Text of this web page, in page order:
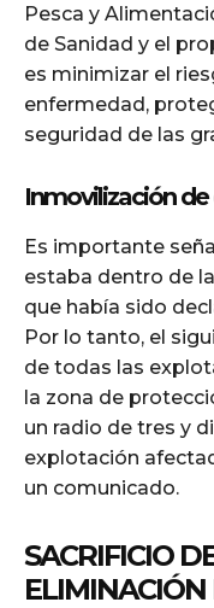
Pesca y
de Sanidad y el
es minimizar el
enfermedad,
seguridad de las
Inmovilización
Es importante
estaba dentro de
que había sido
Por lo tanto, el
de todas las
la zona de
un radio de tres y
explotación
un comunicado.
SACRIFICIO
ELIMINACIÓN